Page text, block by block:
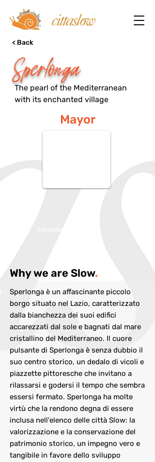
Sperlonga
< Back
The pearl of the Mediterranean
with its enchanted village
Mayor
Why we are Slow.
Sperlonga è un affascinante piccolo
borgo situato nel Lazio, caratterizzato
dalla bianchezza dei suoi edifici
accarezzati dal sole e bagnati dal mare
cristallino del Mediterraneo. Il cuore
pulsante di Sperlonga è senza dubbio il
suo centro storico, un dedalo di vicoli e
piazzette pittoresche che invitano a
rilassarsi e godersi il tempo che sembra
essersi fermato. Sperlonga ha molte
virtù che la rendono degna di essere
inclusa nell'elenco delle città Slow: la
valorizzazione e la conservazione del
patrimonio storico, un impegno vero e
tangibile in favore dello sviluppo